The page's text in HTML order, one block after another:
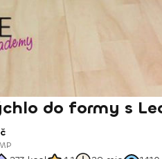
do formy s